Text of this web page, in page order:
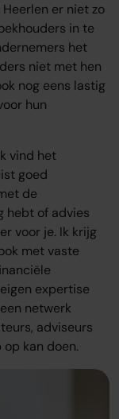
er niet zo
in te
het
niet met hen
nog eens lastig
hun
vind het
goed
de
hebt of advies
voor je. Ik krijg
met vaste
expertise
netwerk
adviseurs
kan doen.